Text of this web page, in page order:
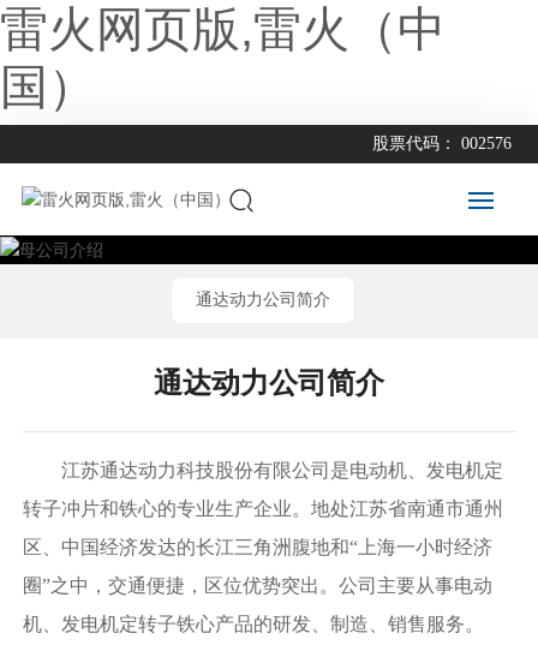
雷火网页版,雷火（中
国）
股票代码： 002576
雷
中
国
关
通达动力公司简介
通达动力公司简介
江苏通达动力科技股份有限公司是电动机、发电机定
转子冲片和铁心的专业生产企业。地处江苏省南通市通州
区、中国经济发达的长江三角洲腹地和“上海一小时经济
圈”之中，交通便捷，区位优势突出。公司主要从事电动
机、发电机定转子铁心产品的研发、制造、销售服务。